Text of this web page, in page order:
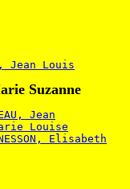
Jean Louis
Suzanne
Jean
Louise
Elisabeth